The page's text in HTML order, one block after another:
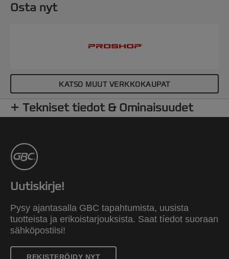
Osta nyt
KATSO MUUT VERKKOKAUPAT
Tekniset tiedot & Ominaisuudet
Uutiskirje!
Pysy ajantasalla GBC tapahtumista, uusista
tuotteista ja erikoistarjouksista. Saat tíedot suoraan
sähköpostiisi!
REKISTERÖIDY NYT